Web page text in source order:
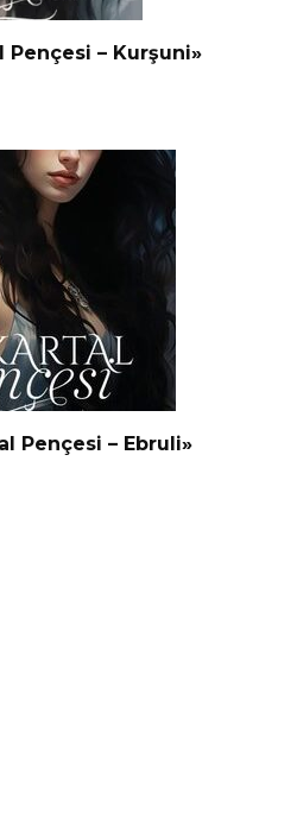
Pençesi – Kurşuni»
Pençesi – Ebruli»